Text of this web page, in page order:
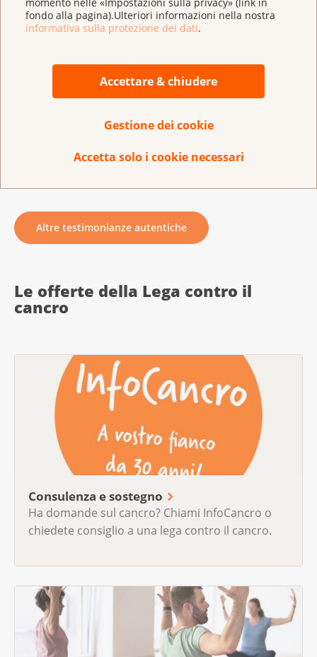
momento nelle «Impostazioni sulla privacy» (link in
fondo alla pagina).Ulteriori informazioni nella nostra
informativa sulla protezione dei dati.
Accettare & chiudere
Gestione dei cookie
Accetta solo i cookie necessari
Nel mio caso non era necessario, ma da quando mi è
stata diagnosticata la malattia mi reco ogni settimana
Svizzera orientale. Con lei posso parlare di tutto e così
posso anche alleggerire un po’ il carico di mia figlia.
casa e trovare forza nella fede.
Altre testimonianze autentiche
Le offerte della Lega contro il
cancro
Consulenza e sostegno
Ha domande sul cancro? Chiami InfoCancro o
chiedete consiglio a una lega contro il cancro.